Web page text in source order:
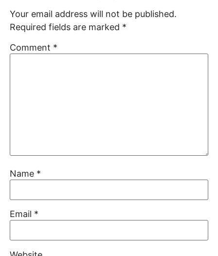
Your email address will not be published.
Required fields are marked *
Comment *
Name *
Email *